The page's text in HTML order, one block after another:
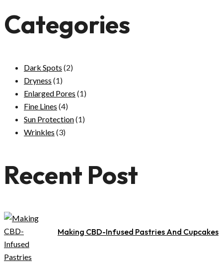
Categories
Dark Spots (2)
Dryness (1)
Enlarged Pores (1)
Fine Lines (4)
Sun Protection(1)
Wrinkles (3)
Recent Post
Making CBD-Infused Pastries And Cupcakes